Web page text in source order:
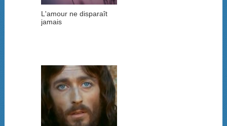
L'amour ne disparaît
jamais